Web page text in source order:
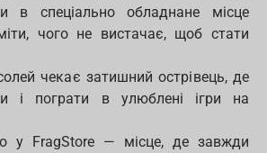
в спеціально обладнане місце
чого не вистачає, щоб стати
чекає затишний острівець, де
і пограти в улюблені ігри на
у FragStore — місце, де завжди